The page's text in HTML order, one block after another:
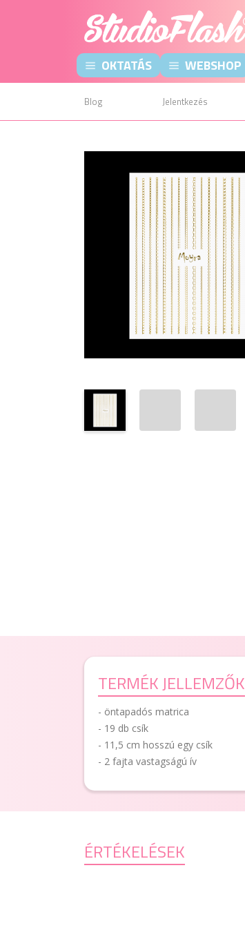
OKTATÁS WEBSHOP
Blog Jelentkezés
TERMÉK JELLEMZŐK
- öntapadós matrica
- 19 db csík
- 11,5 cm hosszú egy csík
- 2 fajta vastagságú ív
ÉRTÉKELÉSEK